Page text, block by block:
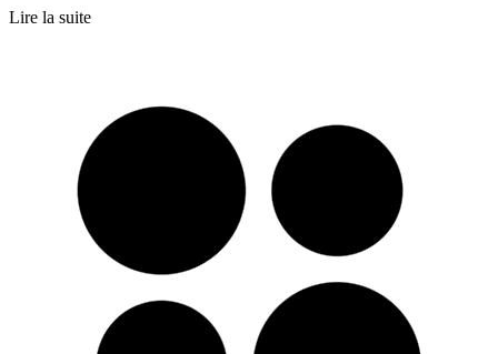
Lire la suite